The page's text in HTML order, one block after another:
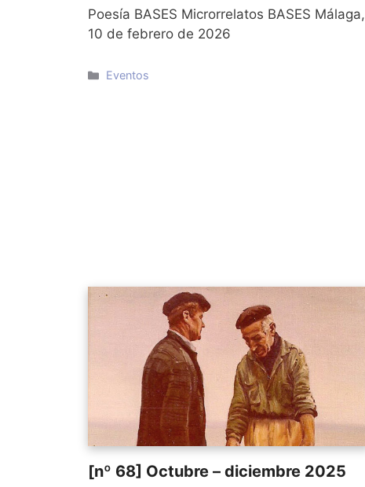
Poesía BASES Microrrelatos BASES Málaga,
10 de febrero de 2026
Categorías
Eventos
[nº 68] Octubre – diciembre 2025